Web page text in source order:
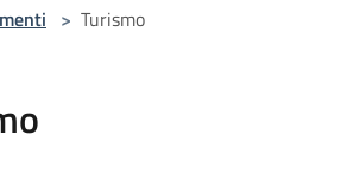
> Turismo